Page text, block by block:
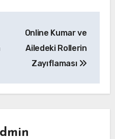
Online Kumar ve
Ailedeki Rollerin
Zayıflaması